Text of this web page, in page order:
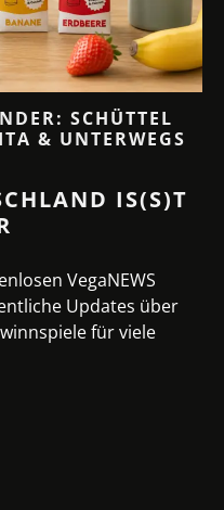
SCHÜTTEL
& UNTERWEGS
IS(S)T
VegaNEWS
Updates über
für viele